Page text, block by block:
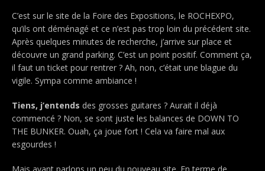
C’est sur le site de la Foire des Expositions, le ROCHEXPO,
qu’ils ont déménagé et ce n’est pas trop loin du précédent site.
Après quelques minutes de recherche, j’arrive sur place et
découvre un grand parking. C’est un point positif. Comment ça,
il faut un ticket pour rentrer ? Ah, non, c’était une blague du
vigile. Sympa comme ambiance !
Tiens, j’entends des grosses guitares ? Aurait il déjà
commencé ? Non, se sont juste les balances de DOWN TO
THE BUNKER. Ouah, ça joue fort ! Cela va faire mal aux
esgourdes !